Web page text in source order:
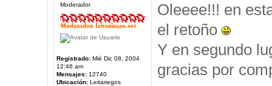
Moderador
Registrado:Mié Dic 08, 2004
12:46 am
Mensajes:12740
Ubicación:Leitariegos
Oleeee!!! en
el retoño
Y en segundo
gracias por